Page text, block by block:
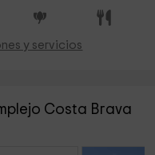
y servicios
Costa Brava